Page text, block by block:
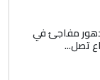
بعد
الكرخ
تدهور مفاجئ في
تصل...